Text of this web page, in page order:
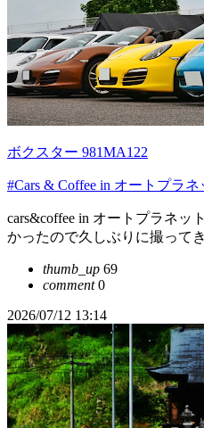
ボクスター 981MA122
#Cars & Coffee in オートプラ
cars&coffee in オートプラネッ
かったので久しぶりに撮って
thumb_up 69
comment0
2026/07/12 13:14